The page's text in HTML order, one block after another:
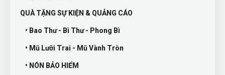
QUÀ TẶNG SỰ KIỆN & QUẢNG CÁO
• Bao Thư - Bì Thư - Phong Bì
• Mũ Lưỡi Trai - Mũ Vành Tròn
• NÓN BẢO HIỂM